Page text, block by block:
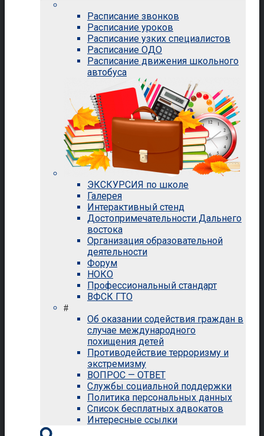
Расписание звонков
Расписание уроков
Расписание узких специалистов
Расписание ОДО
Расписание движения школьного
автобуса
ЭКСКУРСИЯ по школе
Галерея
Интерактивный стенд
Достопримечательности Дальнего
востока
Организация образовательной
деятельности
Форум
НОКО
Профессиональный стандарт
ВФСК ГТО
#
Об оказании содействия граждан в
случае международного
похищения детей
Противодействие терроризму и
экстремизму
ВОПРОС — ОТВЕТ
Службы социальной поддержки
Политика персональных данных
Список бесплатных адвокатов
Интересные ссылки